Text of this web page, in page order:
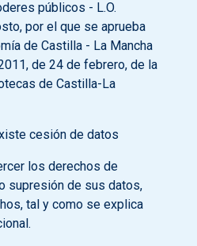
públicos - L.O.
por el que se aprueba
de Castilla - La Mancha
de 24 de febrero, de la
de Castilla-La
cesión de datos
los derechos de
supresión de sus datos,
tal y como se explica